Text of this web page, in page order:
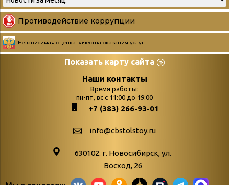
Противодействие коррупции
Независимая оценка качества оказания услуг
Показать карту сайта
Страницы
podvedenie-itogov-festivalya-
paskhalnaya-palitra
поступлений
Война. Народ.
Наши контакты
Время работы:
пн-пт, вс с 11:00 до 19:00
+7 (383) 266-93-01
info@cbstolstoy.ru
630102. г. Новосибирск, ул.
Восход, 26